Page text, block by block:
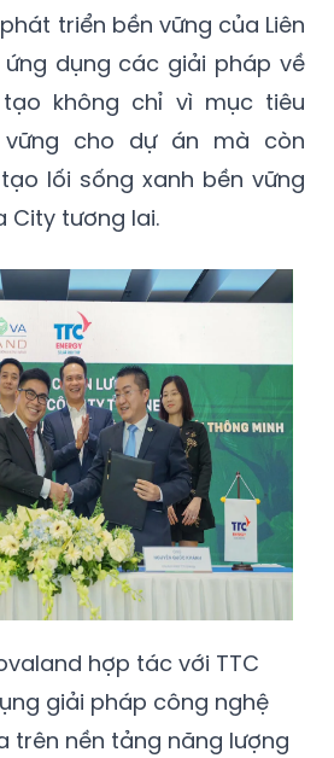
triển bền vững của Liên
ứng dụng các giải pháp về
không chỉ vì mục tiêu
cho dự án mà còn
lối sống xanh bền vững
City tương lai.
hợp tác với TTC
giải pháp công nghệ
trên nền tảng năng lượng